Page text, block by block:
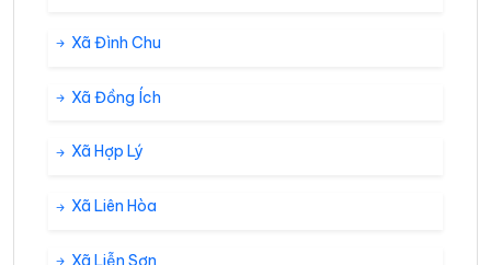
Xã Đình Chu
Xã Đồng Ích
Xã Hợp Lý
Xã Liên Hòa
Xã Liễn Sơn